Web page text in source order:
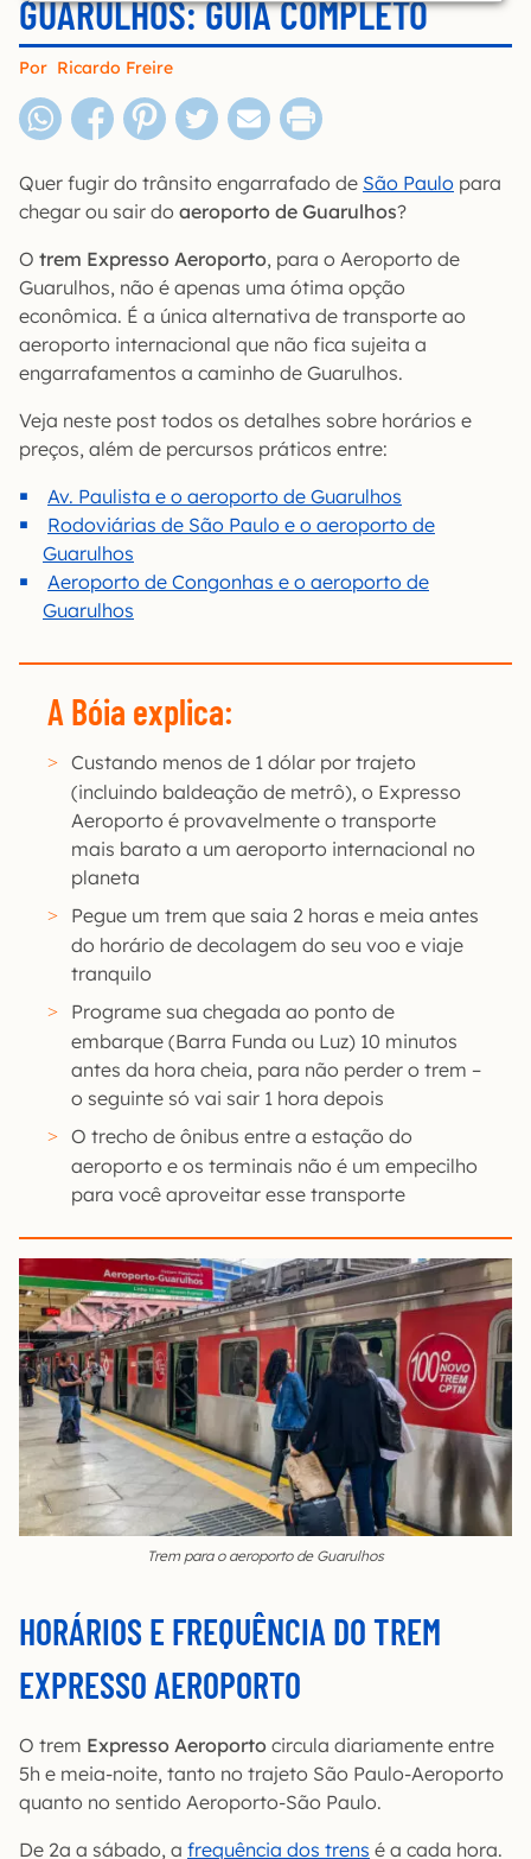
GUARULHOS: GUIA COMPLETO
Por Ricardo Freire
Quer fugir do trânsito engarrafado de São Paulo para
chegar ou sair do aeroporto de Guarulhos?
O trem Expresso Aeroporto, para o Aeroporto de
Guarulhos, não é apenas uma ótima opção
econômica. É a única alternativa de transporte ao
aeroporto internacional que não fica sujeita a
engarrafamentos a caminho de Guarulhos.
Veja neste post todos os detalhes sobre horários e
preços, além de percursos práticos entre:
Av. Paulista e o aeroporto de Guarulhos
Rodoviárias de São Paulo e o aeroporto de
Guarulhos
Aeroporto de Congonhas e o aeroporto de
Guarulhos
A Bóia explica:
Custando menos de 1 dólar por trajeto
(incluindo baldeação de metrô), o Expresso
Aeroporto é provavelmente o transporte
mais barato a um aeroporto internacional no
planeta
Pegue um trem que saia 2 horas e meia antes
do horário de decolagem do seu voo e viaje
tranquilo
Programe sua chegada ao ponto de
embarque (Barra Funda ou Luz) 10 minutos
antes da hora cheia, para não perder o trem –
o seguinte só vai sair 1 hora depois
O trecho de ônibus entre a estação do
aeroporto e os terminais não é um empecilho
para você aproveitar esse transporte
Trem para o aeroporto de Guarulhos
HORÁRIOS E FREQUÊNCIA DO TREM
EXPRESSO AEROPORTO
O trem Expresso Aeroporto circula diariamente entre
5h e meia-noite, tanto no trajeto São Paulo-Aeroporto
quanto no sentido Aeroporto-São Paulo.
De 2a a sábado, a frequência dos trens é a cada hora.